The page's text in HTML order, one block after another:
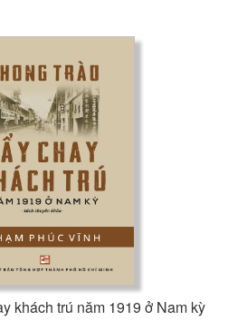
khách trú năm 1919 ở Nam kỳ